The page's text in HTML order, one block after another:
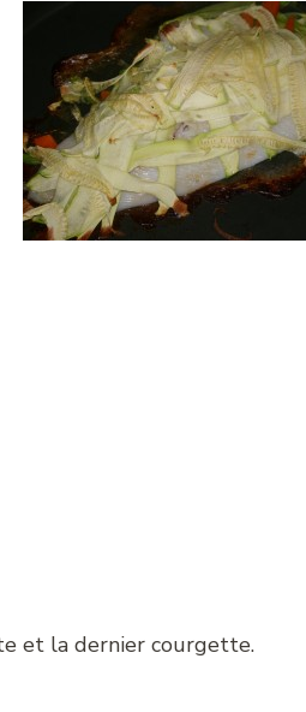
et la dernier courgette.